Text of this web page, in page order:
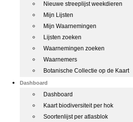
Nieuwe streeplijst weekdieren
Mijn Lijsten
Mijn Waarnemingen
Lijsten zoeken
Waarnemingen zoeken
Waarnemers
Botanische Collectie op de Kaart
Dashboard
Dashboard
Kaart biodiversiteit per hok
Soortenlijst per atlasblok